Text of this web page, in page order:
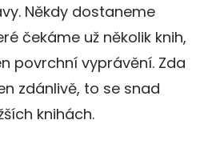
Někdy dostaneme
čekáme už několik knih,
povrchní vyprávění. Zda
zdánlivě, to se snad
knihách.